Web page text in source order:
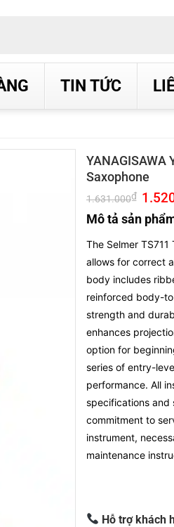
TIN TỨC
YANAGISAWA
Saxophone
1.631.000₫ Giá
gốc
là:
Mô tả sản
The Selmer
allows for correct
body includes
reinforced body-
strength and
enhances
option for
series of entry-
performance. All
specifications and
commitment to
instrument,
maintenance
Hỗ trợ khách